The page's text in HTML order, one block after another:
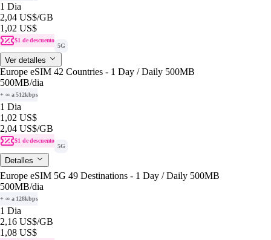
1 Dia
2,04 US$/GB
1,02 US$
$1 de descuento
5G
Ver detalles
Europe eSIM 42 Countries - 1 Day / Daily 500MB
500MB/dia
+ ∞ a 512kbps
1 Dia
1,02 US$
2,04 US$/GB
$1 de descuento
5G
Detalles
Europe eSIM 5G 49 Destinations - 1 Day / Daily 500MB
500MB/dia
+ ∞ a 128kbps
1 Dia
2,16 US$/GB
1,08 US$